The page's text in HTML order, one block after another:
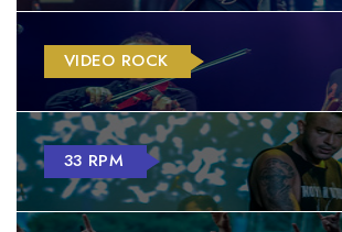
VIDEO ROCK
33 RPM